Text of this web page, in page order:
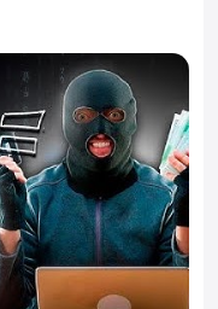
Доставка через
детали и узнаем,
мошенников.